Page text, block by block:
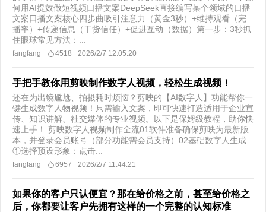
何用AI提效做短视频口播文案DeepSeek直接编写某个领域的口播
文案口播文案核心四步曲吸引注意力（黄金3秒）+维持观看（完
播率）+传递信息（干货信任）+促进互动（数据）第一步：3秒抓
住眼球常见方法：...
fangfang 4518 2026/2/7 12:05:20
手把手教你用剪映制作数字人视频，轻松生成视频！
还在为出镜尴尬、拍摄耗时烦恼？剪映的【AI数字人】功能帮你一
键生成数字人物视频！只需输入文案，即可快速打造适用于企业宣
传、知识讲解、社交媒体的专业视频。以下是保姆级教程，助你快
速上手！ 剪映数字人视频制作全流01软件准备确保剪映为最新版
本，并登录会员账号（部分功能需会员支持）02基础数字人生成
①选择预设形象：点击...
fangfang 6957 2026/2/7 11:44:21
如果你的客户只认便宜？那在给价格之前，甚至给价格之
后，你都要让客户先拥有这样的一个完整的认知标准